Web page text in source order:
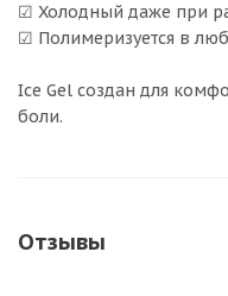
☑ Холодный даже при
☑ Полимеризуется в
Ice Gel создан для
боли.
Отзывы